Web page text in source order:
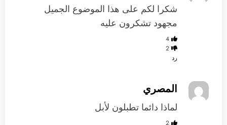
شكرا لكم على هذا الموضوع الجميل
مجهود تشكرون عليه
4
2
رد
المصري
لماذا دائما تطبلون لأبل
2